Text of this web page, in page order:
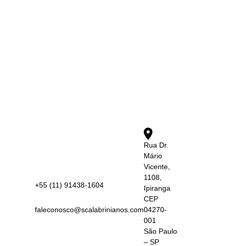
+55 (11) 91438-1604
faleconosco@scalabrinianos.com
Rua Dr.
Mário
Vicente,
1108,
Ipiranga
CEP
04270-
001
São Paulo
– SP